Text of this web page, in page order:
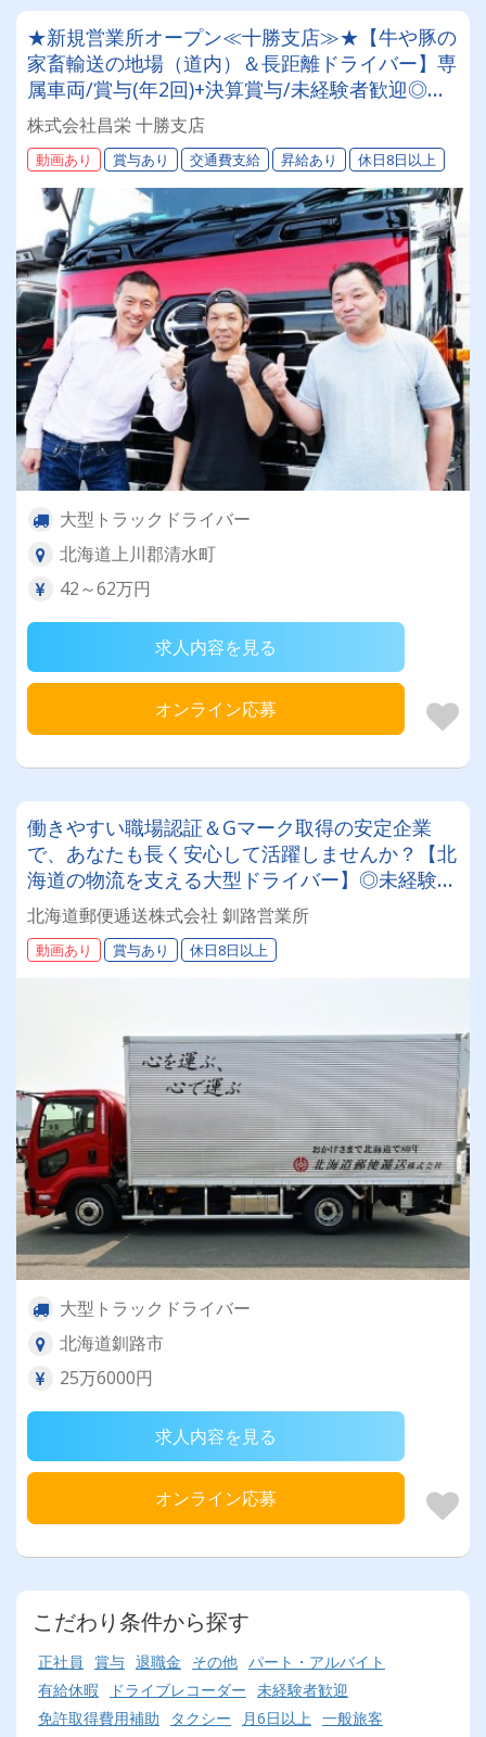
★新規営業所オープン≪十勝支店≫★【牛や豚の
家畜輸送の地場（道内）＆長距離ドライバー】専
属車両/賞与(年2回)+決算賞与/未経験者歓迎◎お
取引先は全農グループなど大手企業様。安定・安
心の待遇です☆当社独自の待遇☆燃費ランキング
上位14位には毎月最大4万円～4000円支給♪
株式会社昌栄 十勝支店
動画あり 賞与あり 交通費支給 昇給あり 休日8日以上
大型トラックドライバー
北海道上川郡清水町
42～62万円
求人内容を見る
オンライン応募
働きやすい職場認証＆Gマーク取得の安定企業
で、あなたも長く安心して活躍しませんか？【北
海道の物流を支える大型ドライバー】◎未経験歓
迎◎残業月平均8～9時間◎賞与年3回（昨年度実
績：計4.05ヶ月分）◎カゴ台車メイン
北海道郵便逓送株式会社 釧路営業所
動画あり 賞与あり 休日8日以上
大型トラックドライバー
北海道釧路市
25万6000円
求人内容を見る
オンライン応募
こだわり条件から探す
正社員 賞与 退職金 その他 パート・アルバイト
有給休暇
ドライブレコーダー 未経験者歓迎
免許取得費用補助
タクシー 月6日以上 一般旅客